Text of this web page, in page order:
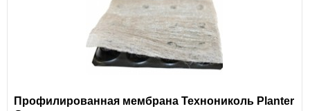
Профилированная мембрана Технониколь Planter